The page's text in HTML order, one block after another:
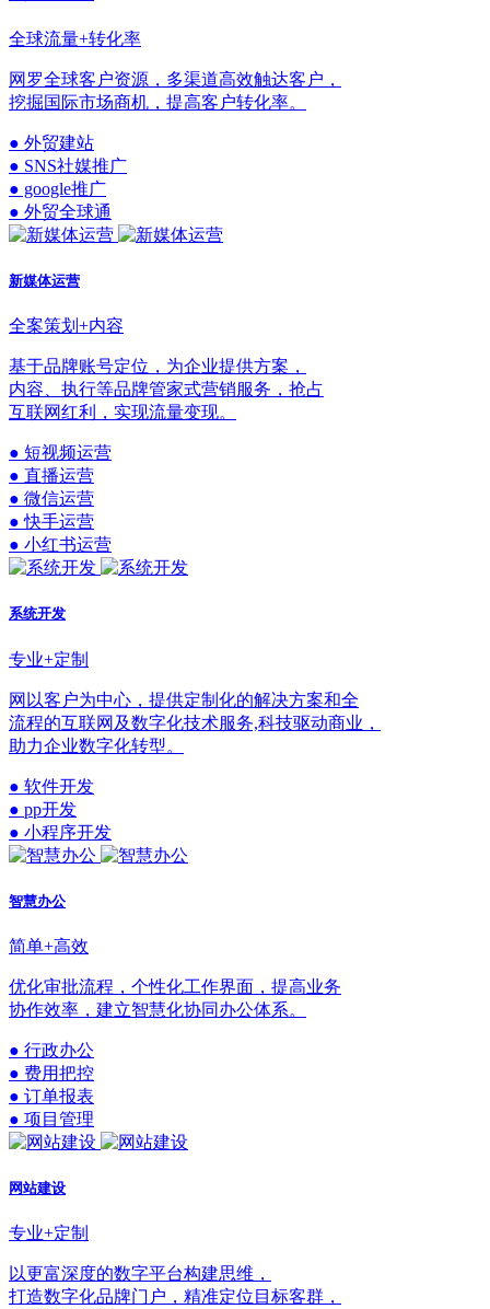
全球流量+转化率
网罗全球客户资源，多渠道高效触达客户，
挖掘国际市场商机，提高客户转化率。
● 外贸建站
● SNS社媒推广
● google推广
● 外贸全球通
新媒体运营
全案策划+内容
基于品牌账号定位，为企业提供方案，
内容、执行等品牌管家式营销服务，抢占
互联网红利，实现流量变现。
● 短视频运营
● 直播运营
● 微信运营
● 快手运营
● 小红书运营
系统开发
专业+定制
网以客户为中心，提供定制化的解决方案和全
流程的互联网及数字化技术服务,科技驱动商业，
助力企业数字化转型。
● 软件开发
● pp开发
● 小程序开发
智慧办公
简单+高效
优化审批流程，个性化工作界面，提高业务
协作效率，建立智慧化协同办公体系。
● 行政办公
● 费用把控
● 订单报表
● 项目管理
网站建设
专业+定制
以更富深度的数字平台构建思维，
打造数字化品牌门户，精准定位目标客群，